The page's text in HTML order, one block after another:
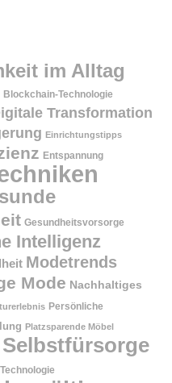
im Alltag
Blockchain-Technologie
Transformation
Einrichtungstipps
Entspannung
Gesundheitsvorsorge
Intelligenz
Modetrends
Mode Nachhaltiges
Persönliche
Platzsparende Möbel
Selbstfürsorge